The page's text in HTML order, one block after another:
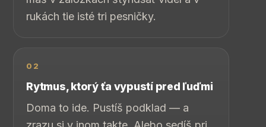
rukách tie isté tri pesničky.
02
Rytmus, ktorý ťa vypustí pred ľuďmi
Doma to ide. Pustíš podklad — a